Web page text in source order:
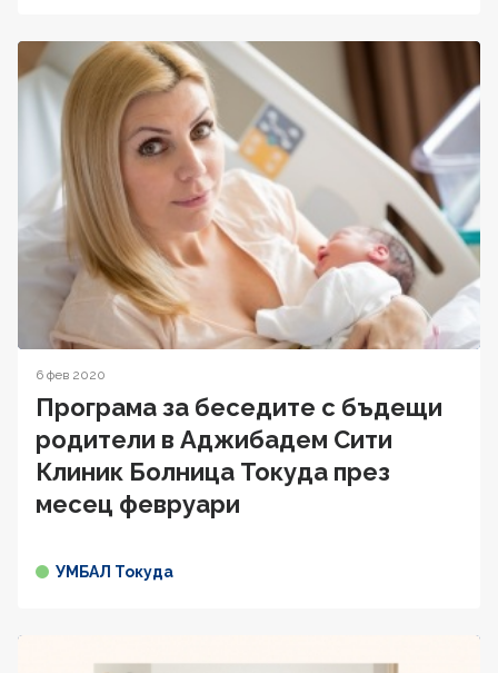
6 фев 2020
Програма за беседите с бъдещи
родители в Аджибадем Сити
Клиник Болница Токуда през
месец февруари
УМБАЛ Токуда